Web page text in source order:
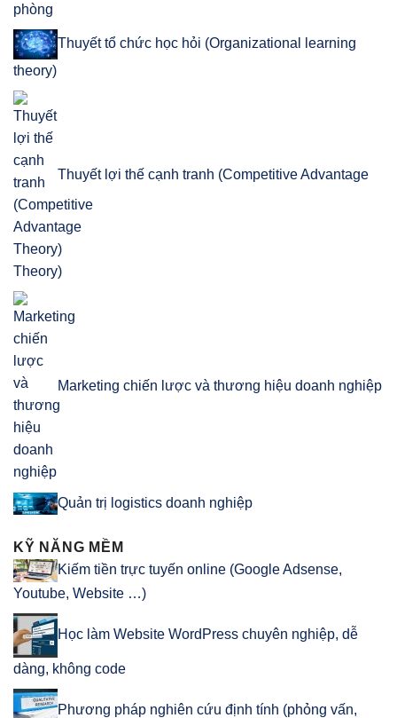
Thuyết tổ chức học hỏi (Organizational learning
theory)
Thuyết lợi thế cạnh tranh (Competitive Advantage
Theory)
Marketing chiến lược và thương hiệu doanh nghiệp
Quản trị logistics doanh nghiệp
KỸ NĂNG MỀM
Kiếm tiền trực tuyến online (Google Adsense,
Youtube, Website …)
Học làm Website WordPress chuyên nghiệp, dễ
dàng, không code
Phương pháp nghiên cứu định tính (phỏng vấn,